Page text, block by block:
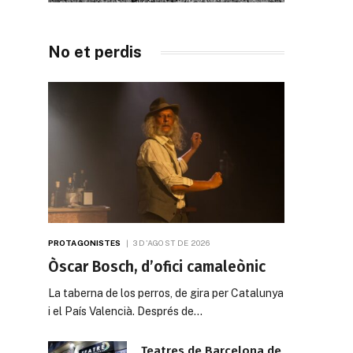
No et perdis
PROTAGONISTES 3 D'AGOST DE 2026
Òscar Bosch, d’ofici camaleònic
La taberna de los perros, de gira per Catalunya
i el País Valencià. Després de…